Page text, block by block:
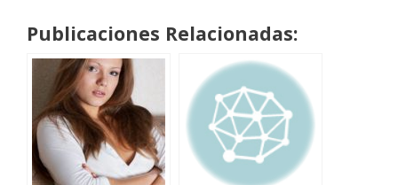
Publicaciones Relacionadas: